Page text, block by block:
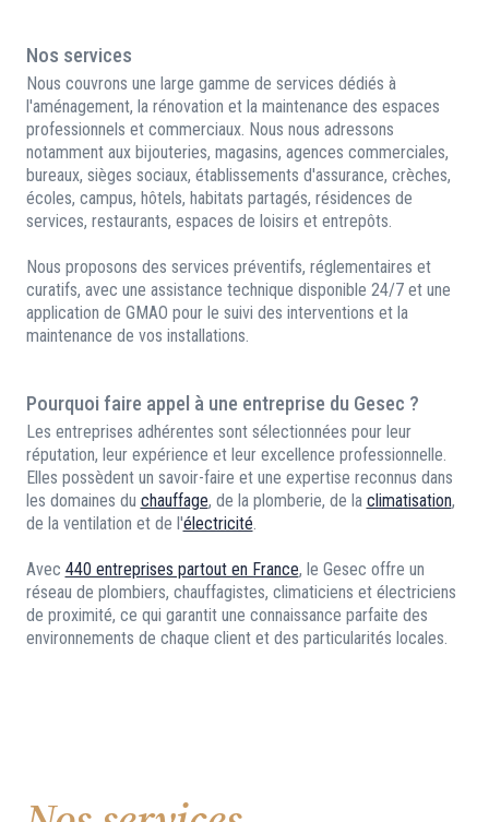
Nos services
Nous couvrons une large gamme de services dédiés à
l'aménagement, la rénovation et la maintenance des espaces
professionnels et commerciaux. Nous nous adressons
notamment aux bijouteries, magasins, agences commerciales,
bureaux, sièges sociaux, établissements d'assurance, crèches,
écoles, campus, hôtels, habitats partagés, résidences de
services, restaurants, espaces de loisirs et entrepôts.
Nous proposons des services préventifs, réglementaires et
curatifs, avec une assistance technique disponible 24/7 et une
application de GMAO pour le suivi des interventions et la
maintenance de vos installations.
Pourquoi faire appel à une entreprise du Gesec ?
Les entreprises adhérentes sont sélectionnées pour leur
réputation, leur expérience et leur excellence professionnelle.
Elles possèdent un savoir-faire et une expertise reconnus dans
les domaines du chauffage, de la plomberie, de la climatisation,
de la ventilation et de l'électricité.
Avec 440 entreprises partout en France, le Gesec offre un
réseau de plombiers, chauffagistes, climaticiens et électriciens
de proximité, ce qui garantit une connaissance parfaite des
environnements de chaque client et des particularités locales.